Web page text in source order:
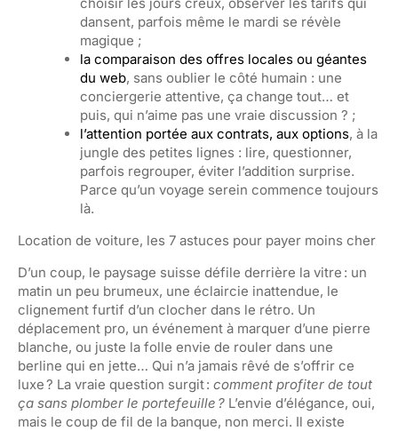
dansent, parfois même le mardi se révèle
magique ;
la comparaison des offres locales ou géantes
du web, sans oublier le côté humain : une
conciergerie attentive, ça change tout… et
puis, qui n’aime pas une vraie discussion ? ;
l’attention portée aux contrats, aux options, à la
jungle des petites lignes : lire, questionner,
parfois regrouper, éviter l’addition surprise.
Parce qu’un voyage serein commence toujours
là.
Location de voiture, les 7 astuces pour payer moins cher
D’un coup, le paysage suisse défile derrière la vitre : un
matin un peu brumeux, une éclaircie inattendue, le
clignement furtif d’un clocher dans le rétro. Un
déplacement pro, un événement à marquer d’une pierre
blanche, ou juste la folle envie de rouler dans une
berline qui en jette… Qui n’a jamais rêvé de s’offrir ce
luxe ? La vraie question surgit : comment profiter de tout
ça sans plomber le portefeuille ? L’envie d’élégance, oui,
mais le coup de fil de la banque, non merci. Il existe